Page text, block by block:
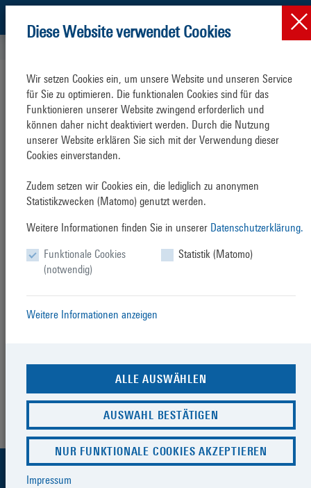
Vergabeund Ausschreibung
Informationspflichtengemäß 3 VOB/A und UVgO
Die ROSTOCK PORT GmbH hat als öffentlicher Auftraggeber die
Informationspflichten gemäß § 20 Abs. 3 VOB/A und § 30 Abs. 1
UVgO. Informationen über beabsichtigte Ausschreibungen und
voraussichtlichen Auftragswerten finden Sie in den beigefügten
Öffentliche Ausschreibungen werden über das Deutsche
zum Amtsblatt der Europäischen Union veröffentlicht. Die
entsprechenden Vergabeunterlagen stehen allen Interessierten
Beabsichtigte Ausschreibungen
Vergebene Aufträge
Kontaktdaten
Diese Website verwendet Cookies
Wir setzen Cookies ein, um unsere Website und unseren Service
für Sie zu optimieren. Die funktionalen Cookies sind für das
Funktionieren unserer Website zwingend erforderlich und
können daher nicht deaktiviert werden. Durch die Nutzung
unserer Website erklären Sie sich mit der Verwendung dieser
Cookies einverstanden.
Zudem setzen wir Cookies ein, die lediglich zu anonymen
Statistikzwecken (Matomo) genutzt werden.
Weitere Informationen finden Sie in unserer Datenschutzerklärung.
Funktionale Cookies
(notwendig)
Statistik (Matomo)
Weitere Informationen anzeigen
ALLE AUSWÄHLEN
AUSWAHL BESTÄTIGEN
NUR FUNKTIONALE COOKIES AKZEPTIEREN
Impressum